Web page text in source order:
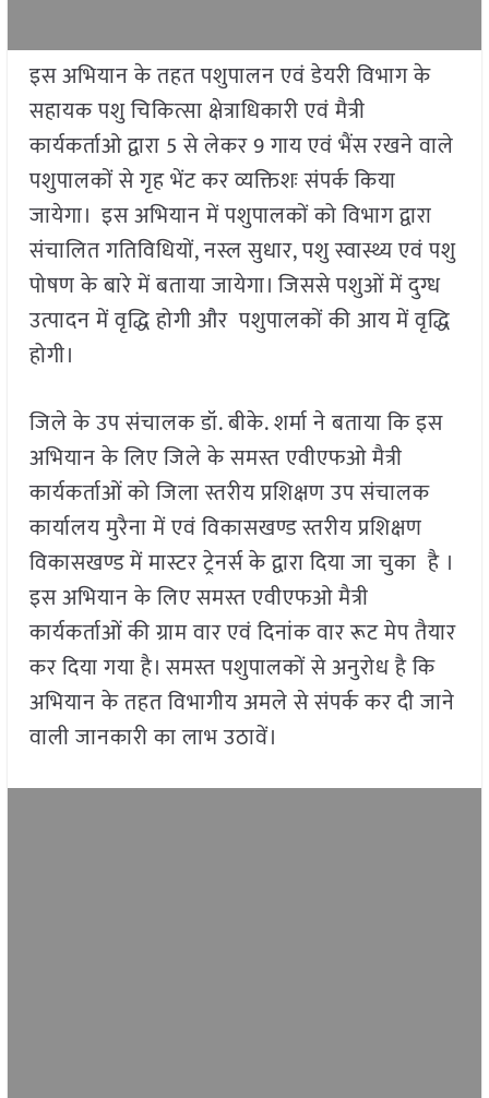
इस अभियान के तहत पशुपालन एवं डेयरी विभाग के
सहायक पशु चिकित्सा क्षेत्राधिकारी एवं मैत्री
कार्यकर्ताओ द्वारा 5 से लेकर 9 गाय एवं भैंस रखने वाले
पशुपालकों से गृह भेंट कर व्यक्तिशः संपर्क किया
जायेगा। इस अभियान में पशुपालकों को विभाग द्वारा
संचालित गतिविधियों, नस्ल सुधार, पशु स्वास्थ्य एवं पशु
पोषण के बारे में बताया जायेगा। जिससे पशुओं में दुग्ध
उत्पादन में वृद्धि होगी और पशुपालकों की आय में वृद्धि
होगी।
जिले के उप संचालक डॉ. बीके. शर्मा ने बताया कि इस
अभियान के लिए जिले के समस्त एवीएफओ मैत्री
कार्यकर्ताओं को जिला स्तरीय प्रशिक्षण उप संचालक
कार्यालय मुरैना में एवं विकासखण्ड स्तरीय प्रशिक्षण
विकासखण्ड में मास्टर ट्रेनर्स के द्वारा दिया जा चुका है ।
इस अभियान के लिए समस्त एवीएफओ मैत्री
कार्यकर्ताओं की ग्राम वार एवं दिनांक वार रूट मेप तैयार
कर दिया गया है। समस्त पशुपालकों से अनुरोध है कि
अभियान के तहत विभागीय अमले से संपर्क कर दी जाने
वाली जानकारी का लाभ उठावें।